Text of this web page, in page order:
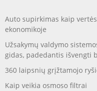
Auto supirkimas kaip
ekonomikoje
Užsakymų valdymo
gidas, padedantis išvengti
360 laipsnių grįžtamojo
Kaip veikia osmoso filtrai